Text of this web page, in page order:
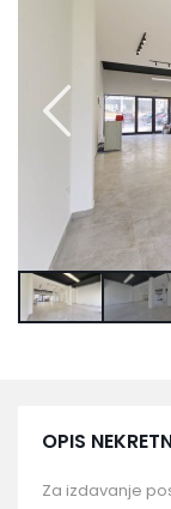
OPIS
Za izdavanje